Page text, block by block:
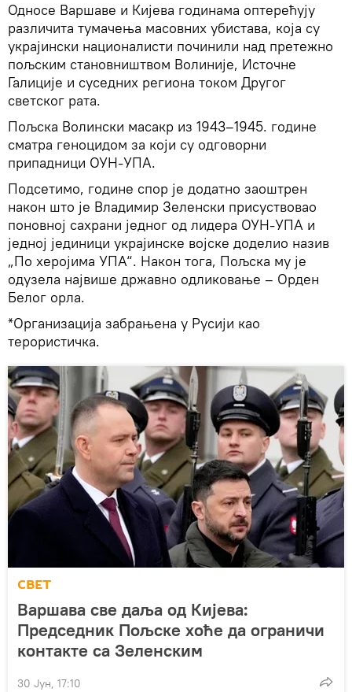
Односе Варшаве и Кијева годинама оптерећују
различита тумачења масовних убистава, која су
украјински националисти починили над претежно
пољским становништвом Волиније, Источне
Галиције и суседних региона током Другог
светског рата.
Пољска Волински масакр из 1943–1945. године
сматра геноцидом за који су одговорни
припадници ОУН-УПА.
Подсетимо, године спор је додатно заоштрен
након што је Владимир Зеленски присуствовао
поновној сахрани једног од лидера ОУН-УПА и
једној јединици украјинске војске доделио назив
„По херојима УПА“. Након тога, Пољска му је
одузела највише државно одликовање – Орден
Белог орла.
*Организација забрањена у Русији као
терористичка.
СВЕТ
Варшава све даља од Кијева:
Председник Пољске хоће да ограничи
контакте са Зеленским
30 Јун, 17:10